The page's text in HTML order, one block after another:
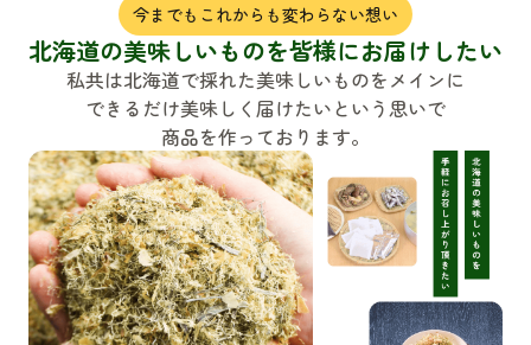
今までもこれからも変わらない想い
北海道の美味しいものを皆様にお届けしたい
私共は北海道で採れた美味しいものをメインに
できるだけ美味しく届けたいという思いで
商品を作っております。